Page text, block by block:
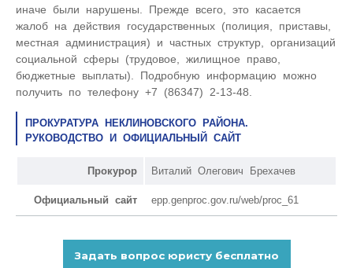
иначе были нарушены. Прежде всего, это касается
жалоб на действия государственных (полиция, приставы,
местная администрация) и частных структур, организаций
социальной сферы (трудовое, жилищное право,
бюджетные выплаты). Подробную информацию можно
получить по телефону +7 (86347) 2-13-48.
ПРОКУРАТУРА НЕКЛИНОВСКОГО РАЙОНА.
РУКОВОДСТВО И ОФИЦИАЛЬНЫЙ САЙТ
Прокурор Виталий Олегович Брехачев
Официальный сайт epp.genproc.gov.ru/web/proc_61